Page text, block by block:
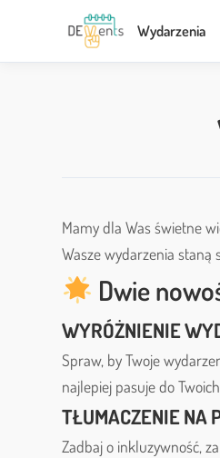
Wydarzenia
Mamy dla Was świetne
Wasze wydarzenia staną
Dwie
WYRÓŻNIENIE
Spraw, by Twoje
najlepiej pasuje do
TŁUMACZENIE NA
Zadbaj o inkluzywność,